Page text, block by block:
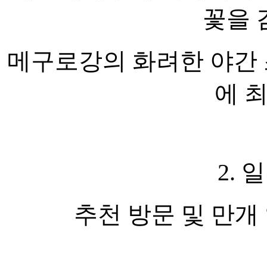
꽃을
메구로강의 화려한 야
에
2.
추천 방문 및 만개